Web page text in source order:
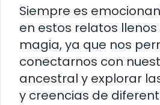
Siempre es
en estos relatos
magia, ya que nos
conectarnos con
ancestral y explorar
y creencias de